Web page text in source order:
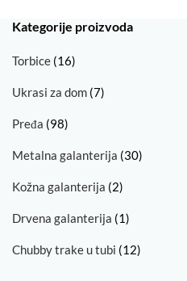
Kategorije proizvoda
Torbice (16)
Ukrasi za dom (7)
Pređa (98)
Metalna galanterija (30)
Kožna galanterija (2)
Drvena galanterija (1)
Chubby trake u tubi (12)